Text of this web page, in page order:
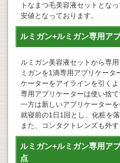
トなまつ毛美容液セットとな
安値となっております。
ルミガン+ルミガン専用ア
ルミガン美容液セットから専
ミガンを1滴専用アプリケータ
ケーターをアイラインを引く
専用アプリケーターは使い捨
一方は新しいアプリケーター
就寝前の1日1回とし、化粧を
また、コンタクトレンズも外
ルミガン+ルミガン専用ア
点